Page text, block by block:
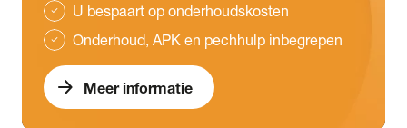
check U bespaart op onderhoudskosten
check Onderhoud, APK en pechhulp inbegrepen
arrow_forward Meer informatie